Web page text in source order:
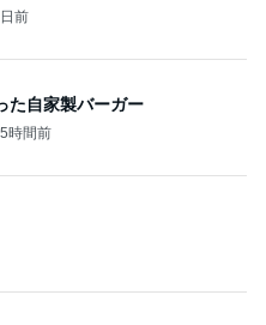
前
た自家製バーガー
時間前